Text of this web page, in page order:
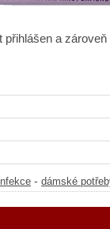
přihlášen a
- dámské